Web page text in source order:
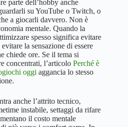
parte dell’hobby anche
su YouTube o Twitch, o
a giocarli davvero. Non è
mentale. Quando la
spesso significa evitare
la sensazione di essere
chiede ore. Se il tema si
concentrati, l’articolo Perché è
oggi aggancia lo stesso
anche l’attrito tecnico,
instabile, settaggi da rifare
il costo mentale